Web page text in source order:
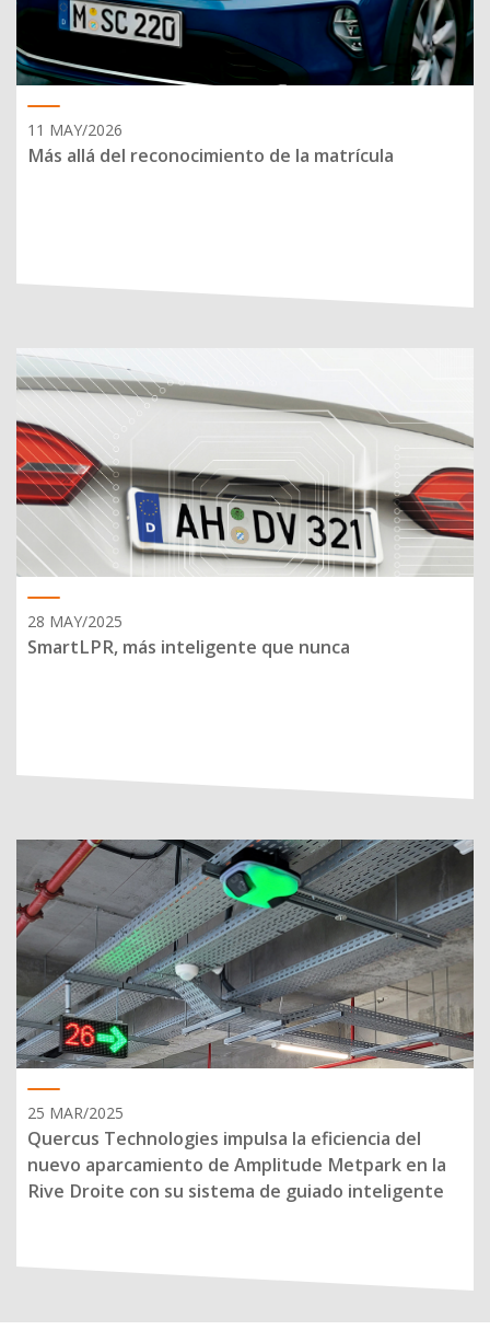
11 MAY/2026
Más allá del reconocimiento de la matrícula
28 MAY/2025
SmartLPR, más inteligente que nunca
25 MAR/2025
Quercus Technologies impulsa la eficiencia del
nuevo aparcamiento de Amplitude Metpark en la
Rive Droite con su sistema de guiado inteligente